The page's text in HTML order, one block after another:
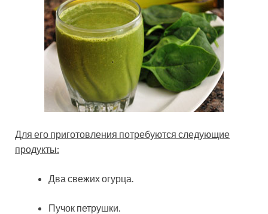
Для его приготовления потребуются следующие
продукты:
Два свежих огурца.
Пучок петрушки.